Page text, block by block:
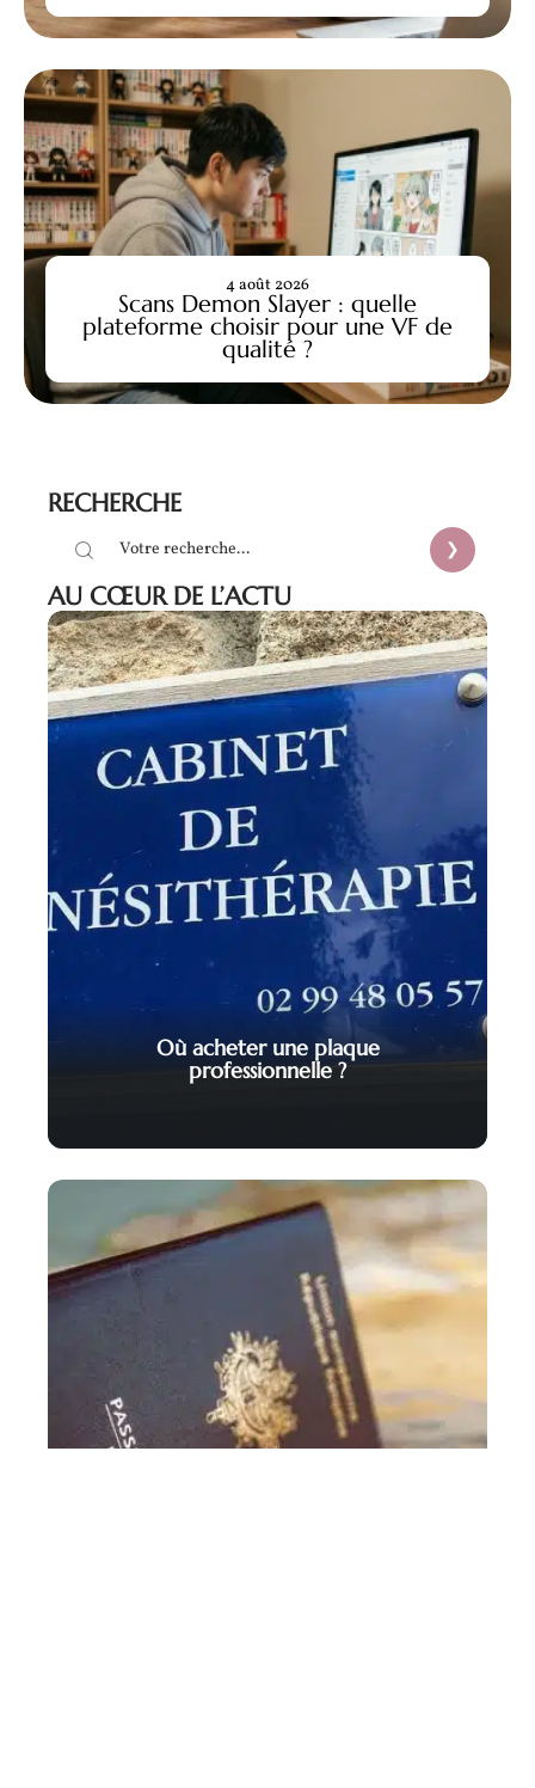
Scans Demon Slayer : quelle
plateforme choisir pour une VF de
qualité ?
4 août 2026
RECHERCHE
AU CŒUR DE L’ACTU
Où acheter une plaque
professionnelle ?